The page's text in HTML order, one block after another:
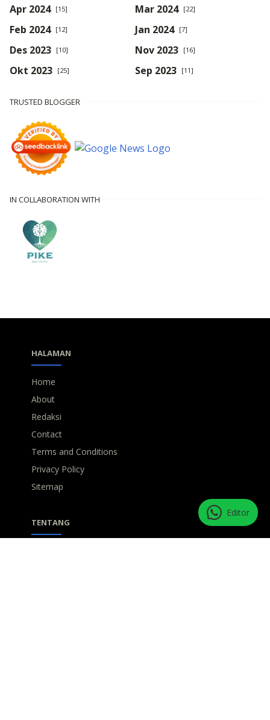
Apr 2024 [15] Mar 2024 [22]
Feb 2024 [12] Jan 2024 [7]
Des 2023 [10] Nov 2023 [16]
Okt 2023 [25] Sep 2023 [11]
TRUSTED BLOGGER
IN COLLABORATION WITH
HALAMAN
Home
About
Redaksi
Contact
Terms and Conditions
Privacy Policy
Sitemap
TENTANG
Editor